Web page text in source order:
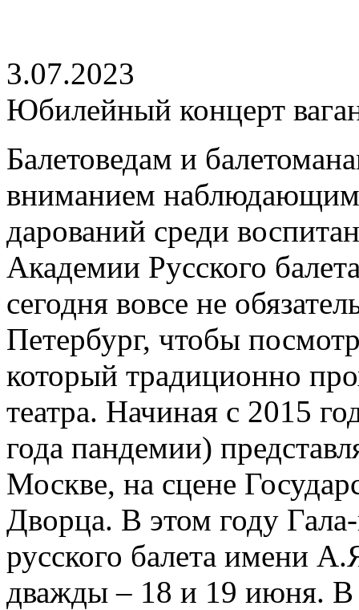
3.07.2023
Юбилейный концерт
Балетоведам и
вниманием
дарований среди
Академии Русского
сегодня вовсе не
Петербург, чтобы
который традиционно
театра. Начиная с 2015
года пандемии)
Москве, на сцене
Дворца. В этом году
русского балета имени
дважды – 18 и 19 июня. В